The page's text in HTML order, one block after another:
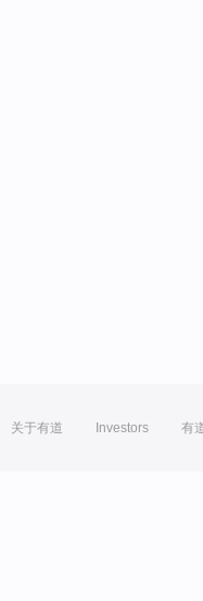
关于有道 Investors 有